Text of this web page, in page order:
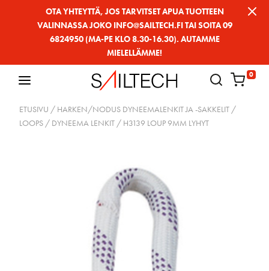
OTA YHTEYTTÄ, JOS TARVITSET APUA TUOTTEEN
VALINNASSA JOKO INFO@SAILTECH.FI TAI SOITA 09
6824950 (MA-PE KLO 8.30-16.30). AUTAMME
MIELELLÄMME!
0
ETUSIVU / HARKEN/NODUS DYNEEMALENKIT JA -SAKKELIT /
LOOPS / DYNEEMA LENKIT / H3139 LOUP 9MM LYHYT